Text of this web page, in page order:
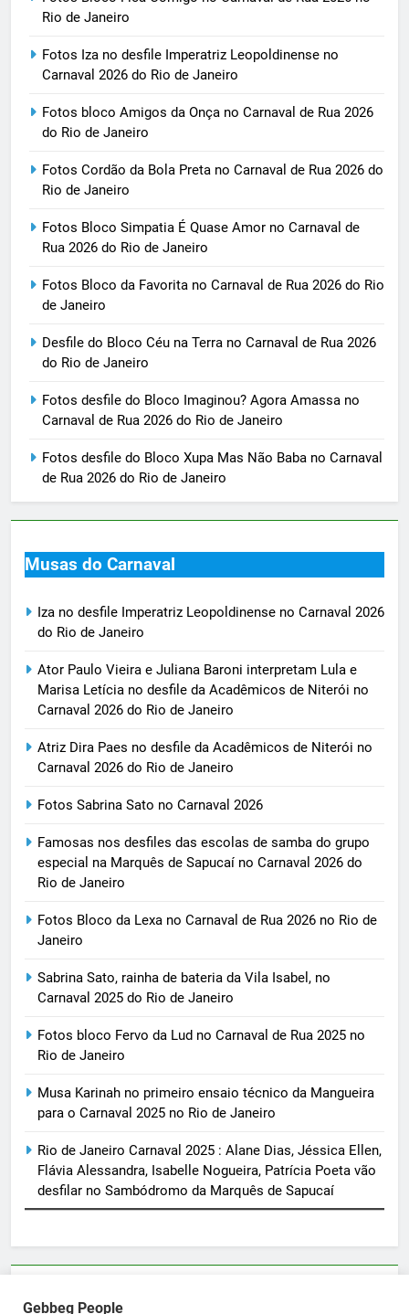
Rio de Janeiro
Fotos Iza no desfile Imperatriz Leopoldinense no
Carnaval 2026 do Rio de Janeiro
Fotos bloco Amigos da Onça no Carnaval de Rua 2026
do Rio de Janeiro
Fotos Cordão da Bola Preta no Carnaval de Rua 2026 do
Rio de Janeiro
Fotos Bloco Simpatia É Quase Amor no Carnaval de
Rua 2026 do Rio de Janeiro
Fotos Bloco da Favorita no Carnaval de Rua 2026 do Rio
de Janeiro
Desfile do Bloco Céu na Terra no Carnaval de Rua 2026
do Rio de Janeiro
Fotos desfile do Bloco Imaginou? Agora Amassa no
Carnaval de Rua 2026 do Rio de Janeiro
Fotos desfile do Bloco Xupa Mas Não Baba no Carnaval
de Rua 2026 do Rio de Janeiro
Musas do Carnaval
Iza no desfile Imperatriz Leopoldinense no Carnaval 2026
do Rio de Janeiro
Ator Paulo Vieira e Juliana Baroni interpretam Lula e
Marisa Letícia no desfile da Acadêmicos de Niterói no
Carnaval 2026 do Rio de Janeiro
Atriz Dira Paes no desfile da Acadêmicos de Niterói no
Carnaval 2026 do Rio de Janeiro
Fotos Sabrina Sato no Carnaval 2026
Famosas nos desfiles das escolas de samba do grupo
especial na Marquês de Sapucaí no Carnaval 2026 do
Rio de Janeiro
Fotos Bloco da Lexa no Carnaval de Rua 2026 no Rio de
Janeiro
Sabrina Sato, rainha de bateria da Vila Isabel, no
Carnaval 2025 do Rio de Janeiro
Fotos bloco Fervo da Lud no Carnaval de Rua 2025 no
Rio de Janeiro
Musa Karinah no primeiro ensaio técnico da Mangueira
para o Carnaval 2025 no Rio de Janeiro
Rio de Janeiro Carnaval 2025 : Alane Dias, Jéssica Ellen,
Flávia Alessandra, Isabelle Nogueira, Patrícia Poeta vão
desfilar no Sambódromo da Marquês de Sapucaí
Gebbeg People